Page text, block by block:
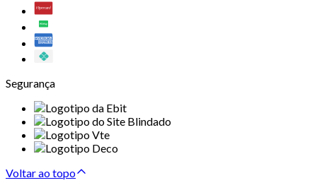
Segurança
Voltar ao topo